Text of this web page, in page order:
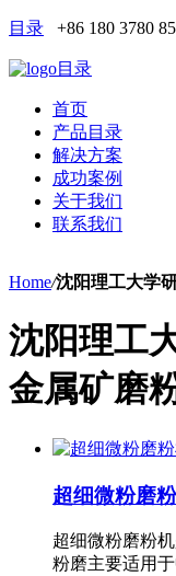
目录 +86 180 3780
目录
首页
产品目录
解决方案
成功案例
关于我们
联系我们
Home/沈阳理工大学
沈阳理工
金属矿磨
超细微粉磨
超细微粉磨粉
粉磨主要适用